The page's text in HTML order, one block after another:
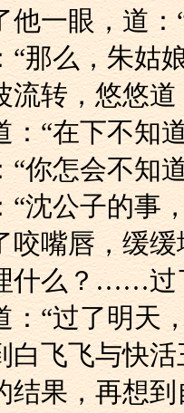
了他一眼，
：“那么，朱姑
波流转，悠
道：“在下不知
：“你怎会不知
：“沈公子的
了咬嘴唇，
什么？……过
道：“过了明
到白飞飞与
结果，再想